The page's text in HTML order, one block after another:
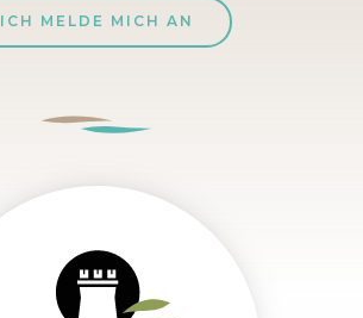
ICH MELDE MICH AN